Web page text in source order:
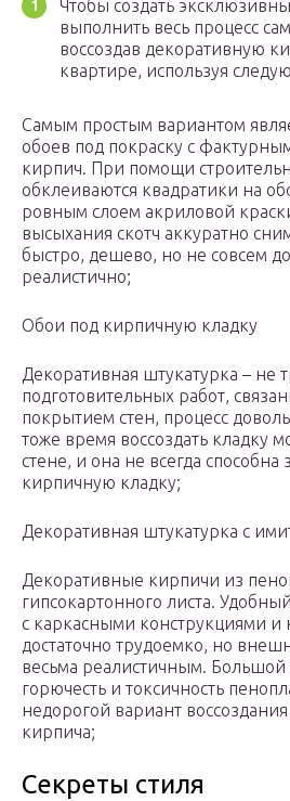
Чтобы создать
выполнить весь процесс
воссоздав декоративную
квартире, используя
Самым простым вариантом
обоев под покраску с
кирпич. При помощи
обклеиваются квадратики на
ровным слоем акриловой
высыхания скотч аккуратно
быстро, дешево, но не совсем
реалистично;
Обои под кирпичную кладку
Декоративная штукатурка – не
подготовительных работ,
покрытием стен, процесс
тоже время воссоздать кладку
стене, и она не всегда
кирпичную кладку;
Декоративная штукатурка с
Декоративные кирпичи из
гипсокартонного листа.
с каркасными конструкциями
достаточно трудоемко, но
весьма реалистичным.
горючесть и токсичность
недорогой вариант
кирпича;
Секреты стиля